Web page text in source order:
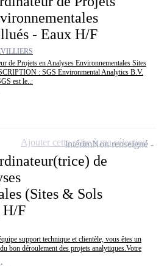
- Eaux H/F
de Projets en Analyses Environnementales Sites
: SGS Environmental Analytics B.V.
est le...
de
(Sites & Sols
H/F
support technique et clientèle, vous êtes un
bon déroulement des projets analytiques.Votre
IntérimNon renseigné
Ajouter cette offre à ma sélection